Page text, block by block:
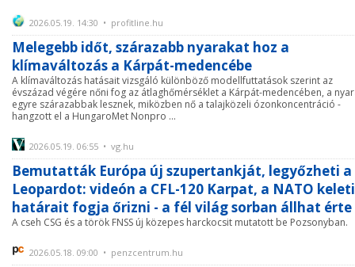
2026.05.19. 14:30 • profitline.hu
Melegebb időt, szárazabb nyarakat hoz a
klímaváltozás a Kárpát-medencébe
A klímaváltozás hatásait vizsgáló különböző modellfuttatások szerint az
évszázad végére nőni fog az átlaghőmérséklet a Kárpát-medencében, a
egyre szárazabbak lesznek, miközben nő a talajközeli ózonkoncentráció -
hangzott el a HungaroMet Nonpro ...
2026.05.19. 06:55 • vg.hu
Bemutatták Európa új szupertankját, legyőzheti a
Leopardot: videón a CFL-120 Karpat, a NATO keleti
határait fogja őrizni - a fél világ sorban állhat érte
A cseh CSG és a török FNSS új közepes harckocsit mutatott be Pozsonyban.
2026.05.18. 09:00 • penzcentrum.hu